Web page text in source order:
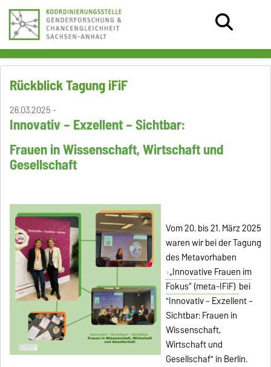
Rückblick Tagung iFiF
26.03.2025 -
Innovativ – Exzellent – Sichtbar:
Frauen in Wissenschaft, Wirtschaft und
Gesellschaft
Vom 20. bis 21. März 2025
waren wir bei der Tagung
des Metavorhaben
„Innovative Frauen im
Fokus“ (meta-IFiF) bei
"Innovativ – Exzellent –
Sichtbar: Frauen in
Wissenschaft,
Wirtschaft und
Gesellschaf" in Berlin.